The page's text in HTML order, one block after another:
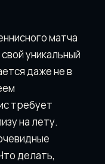
матча
уникальный
даже не в
требует
на лету.
делать,